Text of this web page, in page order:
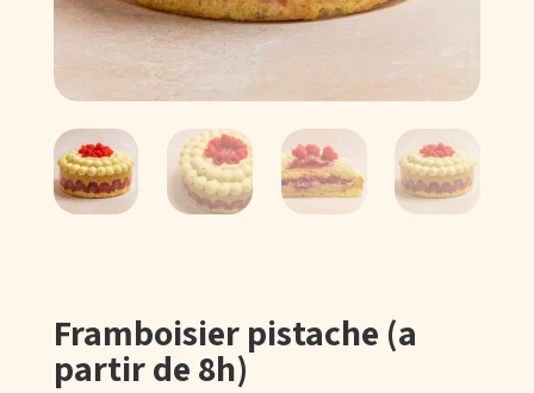
Framboisier pistache (a
partir de 8h)